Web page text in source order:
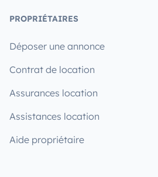
PROPRIÉTAIRES
Déposer une annonce
Contrat de location
Assurances location
Assistances location
Aide propriétaire